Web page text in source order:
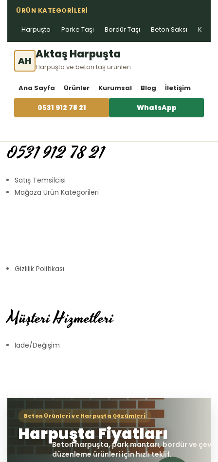
ÜRÜN KATEGORILERI
Harpuşta Parke Taşı Bordür Taşı Beton Saksı Kablo
AH Aktaş Harpuşta
Harpuşta ve beton taş ürünleri
Ana Sayfa Ürünler Kurumsal Blog İletişim
0531 912 78 21 WhatsApp
0531 912 78 21
Satış Temsilcisi
Mağaza Ürün Kategorileri
Gizlilik Politikası
Müşteri Hizmetleri
İade/Değişim